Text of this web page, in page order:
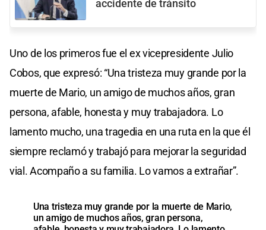
accidente de tránsito
Uno de los primeros fue el ex vicepresidente Julio
Cobos, que expresó: “Una tristeza muy grande por la
muerte de Mario, un amigo de muchos años, gran
persona, afable, honesta y muy trabajadora. Lo
lamento mucho, una tragedia en una ruta en la que él
siempre reclamó y trabajó para mejorar la seguridad
vial. Acompaño a su familia. Lo vamos a extrañar”.
Una tristeza muy grande por la muerte de Mario,
un amigo de muchos años, gran persona,